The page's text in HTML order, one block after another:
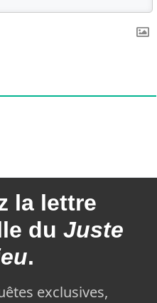
la lettre
du Juste
.
exclusives,